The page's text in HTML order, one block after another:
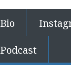
Bio
Podcast